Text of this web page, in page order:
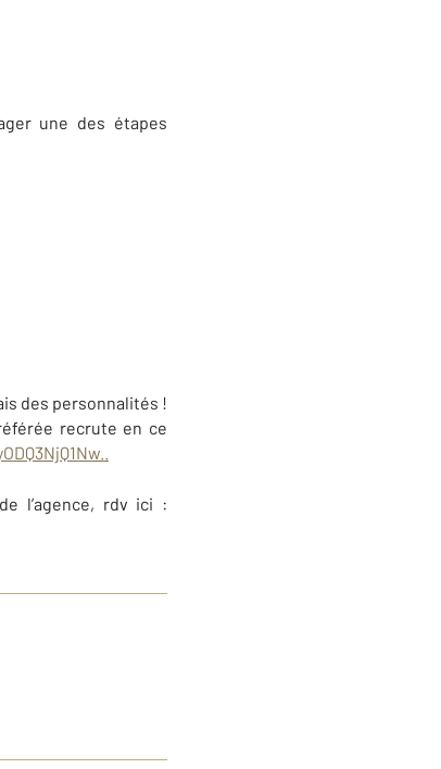
une des étapes
des personnalités !
recrute en ce
l’agence, rdv ici :